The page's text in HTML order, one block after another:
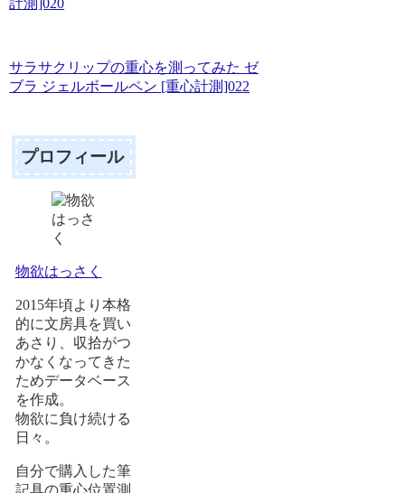
サラサクリップの重心を測ってみた ゼ
ブラ ジェルボールペン [重心計測]022
プロフィール
物欲はっさく
2015年頃より本格
的に文房具を買い
あさり、収拾がつ
かなくなってきた
ためデータベース
を作成。
物欲に負け続ける
日々。
自分で購入した筆